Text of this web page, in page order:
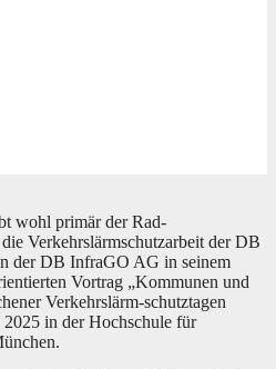
wohl primär der Rad-
Verkehrslärmschutzarbeit der DB
der DB InfraGO AG in seinem
Vortrag „Kommunen und
Verkehrslärm-schutztagen
in der Hochschule für